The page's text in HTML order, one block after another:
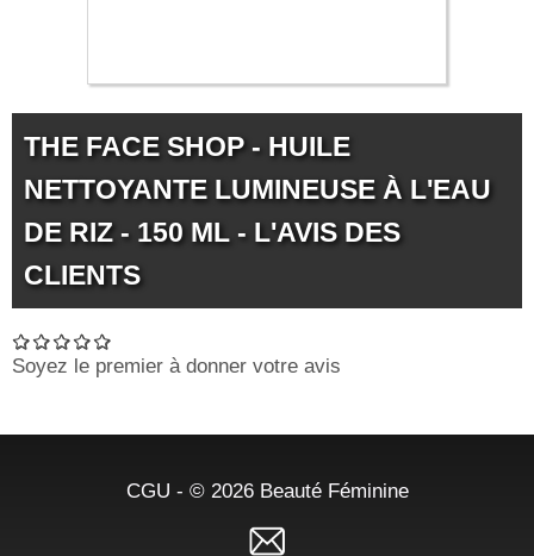
THE FACE SHOP - HUILE
NETTOYANTE LUMINEUSE À L'EAU
DE RIZ - 150 ML - L'AVIS DES
CLIENTS
Soyez le premier à donner votre avis
CGU - © 2026 Beauté Féminine